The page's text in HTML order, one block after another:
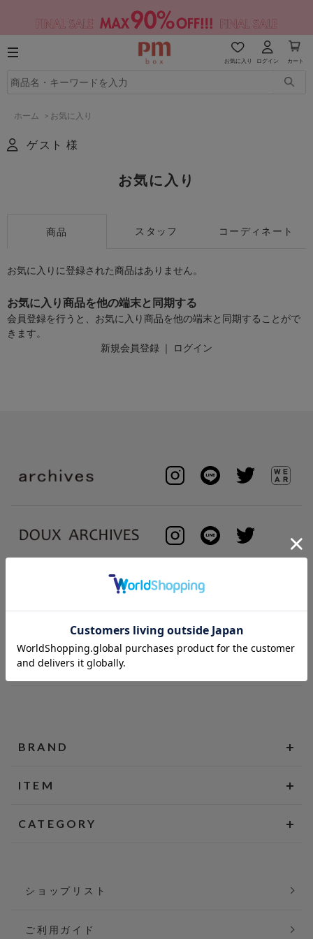
お気に入り ログイン カート
ホーム > お気に入り
ゲスト 様
お気に入り
商品 スタッフ コーディネート
お気に入りに登録された商品はありません。
お気に入り商品を他の端末と同期する
会員登録を行うと、お気に入り商品を他の端末と同期することがで
きます。
新規会員登録 ｜ ログイン
BRAND
ITEM
CATEGORY
ショップリスト
ご利用ガイド